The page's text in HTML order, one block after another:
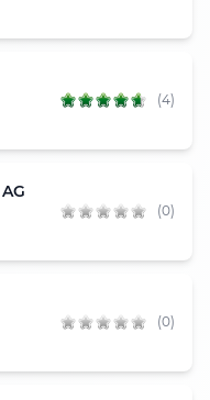
(4)
(0)
(0)